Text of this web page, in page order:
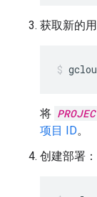
获取新的
将
项目 ID。
创建部署：